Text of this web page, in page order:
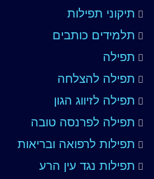
תיקוני תפילות
תלמידים כותבים
תפילה
תפילה להצלחה
תפילה לזיווג הגון
תפילה לפרנסה טובה
תפילות לרפואה ובריאות
תפילות נגד עין הרע